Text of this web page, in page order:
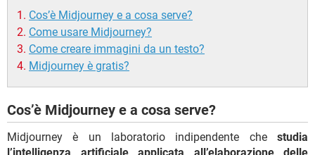
Cos’è Midjourney e a cosa serve?
Come usare Midjourney?
Come creare immagini da un testo?
Midjourney è gratis?
Cos’è Midjourney e a cosa serve?
Midjourney è un laboratorio indipendente che studia